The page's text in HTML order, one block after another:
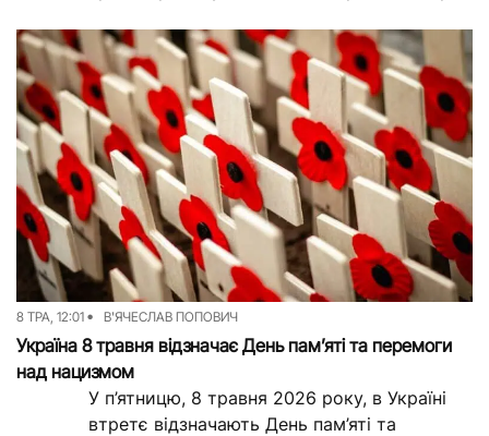
8 ТРА, 12:01 В'ЯЧЕСЛАВ ПОПОВИЧ
Україна 8 травня відзначає День пам’яті та перемоги
над нацизмом
У п’ятницю, 8 травня 2026 року, в Україні
втретє відзначають День пам’яті та